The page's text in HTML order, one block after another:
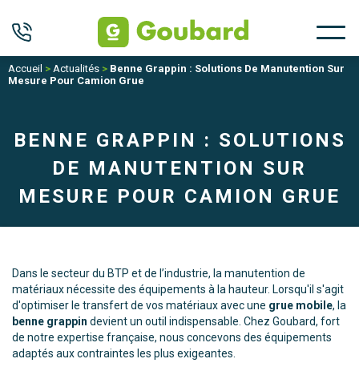
Accueil > Actualités > Benne Grappin : Solutions De Manutention Sur
Mesure Pour Camion Grue
BENNE GRAPPIN : SOLUTIONS
DE MANUTENTION SUR
MESURE POUR CAMION GRUE
Dans le secteur du BTP et de l’industrie, la manutention de
matériaux nécessite des équipements à la hauteur. Lorsqu'il s'agit
d'optimiser le transfert de vos matériaux avec une grue mobile, la
benne grappin devient un outil indispensable. Chez Goubard, fort
de notre expertise française, nous concevons des équipements
adaptés aux contraintes les plus exigeantes.